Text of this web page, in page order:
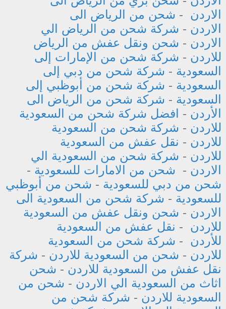
الاردن - شحن من الرياض الى
الاردن - شركة شحن من الرياض الي
الاردن - شحن ونقل عفش من الرياض
للاردن - شركة شحن من الإمارات إلى
السعودية - شركة شحن من دبي إلى
السعودية - شركة شحن من أبوظبي إلى
السعودية - شركة شحن من الرياض الى
الأردن - افضل شركة شحن من السعودية
للاردن - شركة شحن من السعودية
للاردن - نقل عفش من السعودية
للاردن - شركة شحن من السعودية الي
الاردن - شحن من الامارات للسعودية -
شحن من دبي للسعودية - شحن من أبوظبي
للسعودية - شركة شحن من السعودية الى
الاردن - شحن ونقل عفش من السعودية
للاردن - نقل عفش من السعودية
للأردن - شركة شحن من السعودية
للاردن - شحن من السعودية للاردن - شركة
نقل عفش من السعودية للاردن - شحن
اثاث من السعودية الي الاردن - شحن من
السعودية للاردن - شركة شحن من